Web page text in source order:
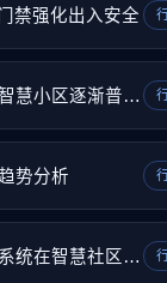
禁强化出入安全
临沂人脸识别智能门禁在智慧小区逐渐普及落地
势分析
你知道吗？临沂人脸识别系统在智慧社区的4个基